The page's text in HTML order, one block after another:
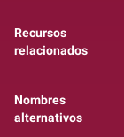
Recursos
relacionados
Nombres
alternativos